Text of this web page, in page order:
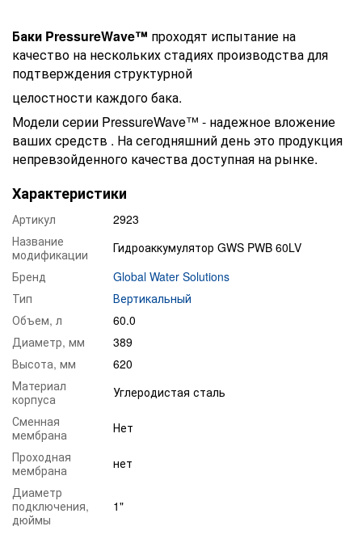
Баки PressureWave™ проходят испытание на
качество на нескольких стадиях производства для
подтверждения структурной
целостности каждого бака.
Модели серии PressureWave™ - надежное вложение
ваших средств . На сегодняшний день это продукция
непревзойденного качества доступная на рынке.
Характеристики
Артикул
2923
Название
модификации
Гидроаккумулятор GWS PWB 60LV
Бренд
Global Water Solutions
Тип
Вертикальный
Объем, л
60.0
Диаметр, мм
389
Высота, мм
620
Материал
корпуса
Углеродистая сталь
Сменная
мембрана
Нет
Проходная
мембрана
нет
Диаметр
подключения,
дюймы
1"